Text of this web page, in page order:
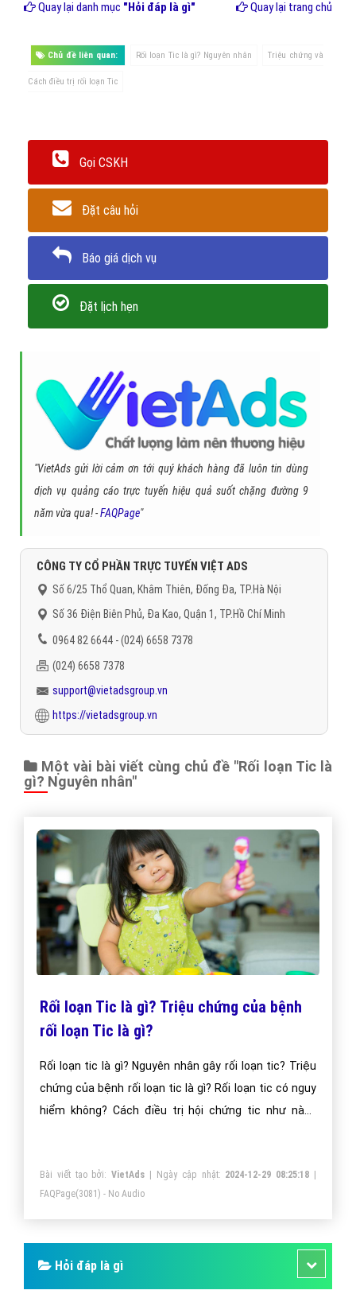
Quay lại danh mục "Hỏi đáp là gì" Quay lại trang chủ
Chủ đề liên quan: Rối loạn Tic là gì? Nguyên nhân Triệu chứng và
Cách điều trị rối loạn Tic
Gọi CSKH
Đặt câu hỏi
Báo giá dịch vụ
Đặt lịch hẹn
"VietAds gửi lời cảm ơn tới quý khách hàng đã luôn tin dùng
dịch vụ quảng cáo trực tuyến hiệu quả suốt chặng đường 9
năm vừa qua! -FAQPage"
CÔNG TY CỔ PHẦN TRỰC TUYẾN VIỆT ADS
Số 6/25 Thổ Quan, Khâm Thiên, Đống Đa, TP.Hà Nội
Số 36 Điện Biên Phủ, Đa Kao, Quận 1, TP.Hồ Chí Minh
0964 82 6644 - (024) 6658 7378
(024) 6658 7378
support@vietadsgroup.vn
https://vietadsgroup.vn
Một vài bài viết cùng chủ đề "Rối loạn Tic là
gì? Nguyên nhân"
Rối loạn Tic là gì? Triệu chứng của bệnh
rối loạn Tic là gì?
Rối loạn tic là gì? Nguyên nhân gây rối loạn tic? Triệu
chứng của bệnh rối loạn tic là gì? Rối loạn tic có nguy
hiểm không? Cách điều trị hội chứng tic như nào?
những nội dung liên quan.
Bài viết tạo bởi:VietAds | Ngày cập nhật: 2024-12-29 08:25:18 |
FAQPage(3081) - No Audio
Hỏi đáp là gì